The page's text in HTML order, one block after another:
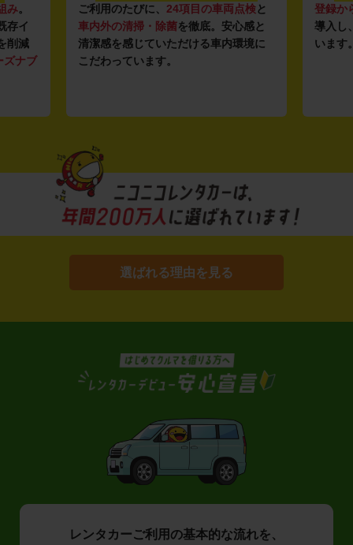
み。
存イ
削減
ズナブ
ご利用のたびに、 24項目の車両点検と
車内外の清掃・除菌を徹底。安心感と
清潔感を感じていただける車内環境に
こだわっています。
登録か
導入し
います
選ばれる理由を見る
レンタカーご利用の基本的な流れを、